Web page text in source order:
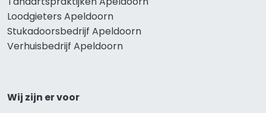
Loodgieters Apeldoorn
Stukadoorsbedrijf Apeldoorn
Verhuisbedrijf Apeldoorn
Wij zijn er voor